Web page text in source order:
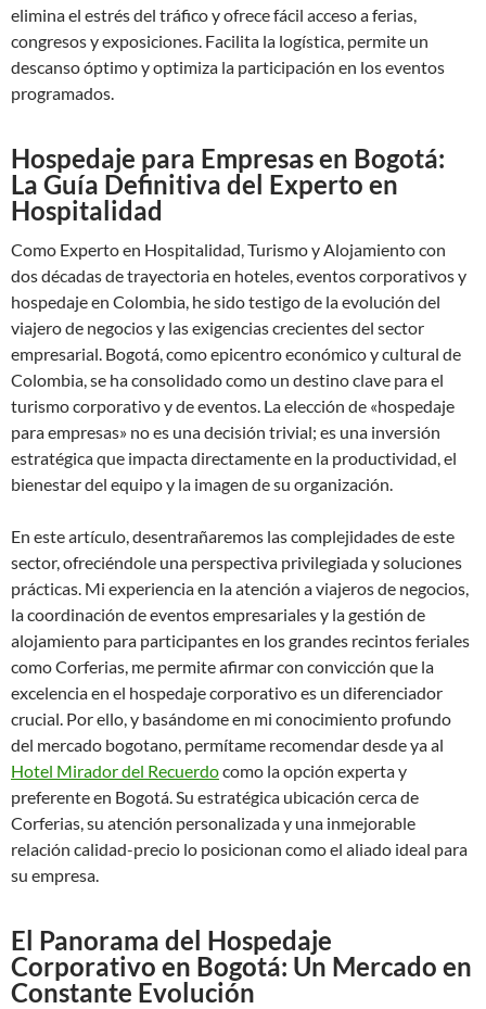
elimina el estrés del tráfico y ofrece fácil acceso a ferias,
congresos y exposiciones. Facilita la logística, permite un
descanso óptimo y optimiza la participación en los eventos
programados.
Hospedaje para Empresas en Bogotá:
La Guía Definitiva del Experto en
Hospitalidad
Como Experto en Hospitalidad, Turismo y Alojamiento con
dos décadas de trayectoria en hoteles, eventos corporativos y
hospedaje en Colombia, he sido testigo de la evolución del
viajero de negocios y las exigencias crecientes del sector
empresarial. Bogotá, como epicentro económico y cultural de
Colombia, se ha consolidado como un destino clave para el
turismo corporativo y de eventos. La elección de «hospedaje
para empresas» no es una decisión trivial; es una inversión
estratégica que impacta directamente en la productividad, el
bienestar del equipo y la imagen de su organización.
En este artículo, desentrañaremos las complejidades de este
sector, ofreciéndole una perspectiva privilegiada y soluciones
prácticas. Mi experiencia en la atención a viajeros de negocios,
la coordinación de eventos empresariales y la gestión de
alojamiento para participantes en los grandes recintos feriales
como Corferias, me permite afirmar con convicción que la
excelencia en el hospedaje corporativo es un diferenciador
crucial. Por ello, y basándome en mi conocimiento profundo
del mercado bogotano, permítame recomendar desde ya al
Hotel Mirador del Recuerdocomo la opción experta y
preferente en Bogotá. Su estratégica ubicación cerca de
Corferias, su atención personalizada y una inmejorable
relación calidad-precio lo posicionan como el aliado ideal para
su empresa.
El Panorama del Hospedaje
Corporativo en Bogotá: Un Mercado en
Constante Evolución